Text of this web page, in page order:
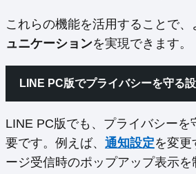
これらの機能を活用することで、
ュニケーションを実現できます。
LINE PC版でプライバシーを守る
LINE PC版でも、プライバシーを
要です。例えば、 通知設定を変更
ージ受信時のポップアップ表示を